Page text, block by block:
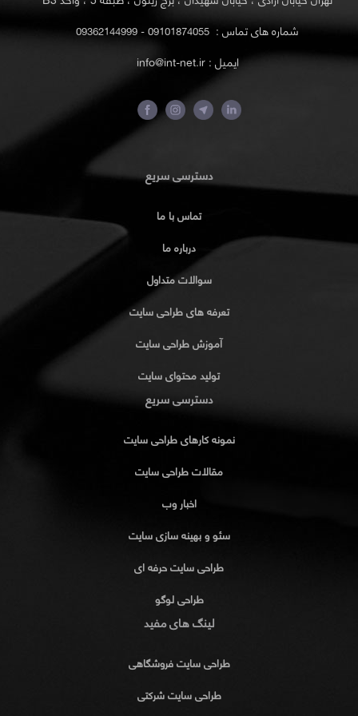
شماره های تماس :
ایمیل : info@int-net.ir
دسترسی سریع
تماس با ما
درباره ما
سوالات متداول
تعرفه های طراحی سایت
آموزش طراحی سایت
تولید محتوای سایت
دسترسی سریع
نمونه کارهای طراحی سایت
مقالات طراحی سایت
اخبار وب
سئو و بهینه سازی سایت
طراحی سایت حرفه ای
طراحی لوگو
لینگ های مفید
طراحی سایت فروشگاهی
طراحی سایت شرکتی